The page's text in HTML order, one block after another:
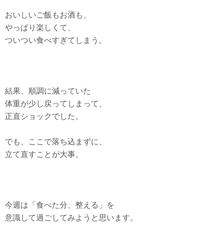
おいしいご飯もお酒も、
やっぱり楽しくて、
ついつい食べすぎてしまう。
結果、順調に減っていた
体重が少し戻ってしまって、
正直ショックでした。
でも、ここで落ち込まずに、
立て直すことが大事。
今週は「食べた分、整える」を
意識して過ごしてみようと思います。